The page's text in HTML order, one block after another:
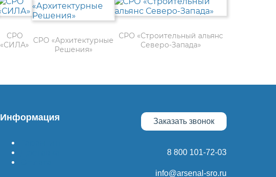
СРО
«СИЛА» СРО «Архитектурные
Решения»
СРО «Строительный альянс
Северо-Запада»
Информация Заказать звонок
8 800 101-72-03
info@arsenal-sro.ru